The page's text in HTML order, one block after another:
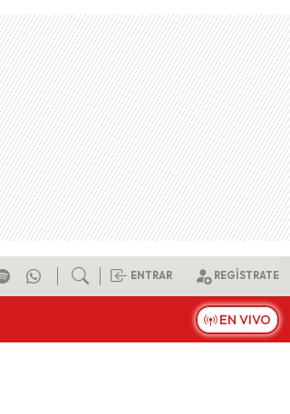
ENTRAR REGÍSTRATE
EN VIVO